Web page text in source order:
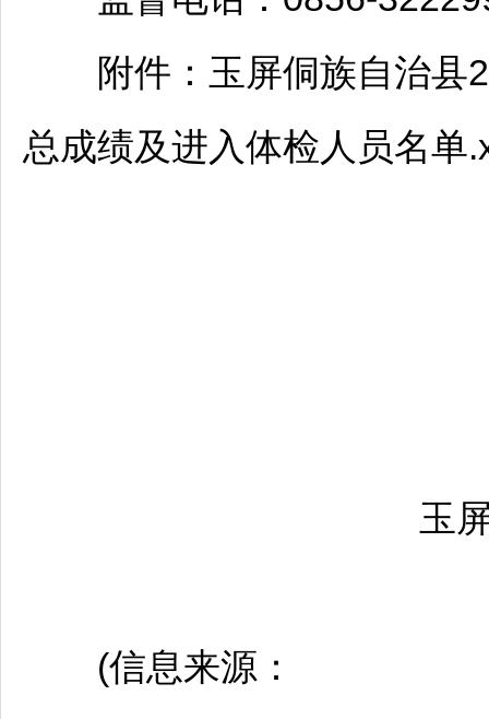
附件： 玉屏侗族自治县
总成绩及进入体检人员名单
玉
(信息来源：